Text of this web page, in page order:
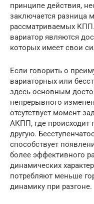
принципе действия,
заключается разница
рассматриваемых
вариатор являются
которых имеет свои
Если говорить о
вариаторных или
здесь основным
непрерывного
отсутствует момент
АКПП, где происходит
другую.
способствует
более эффективного
динамических
потребляют меньше
динамику при разгоне.